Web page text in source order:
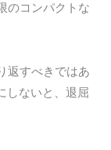
のコンパクトな
返すべきではあ
しないと、退屈